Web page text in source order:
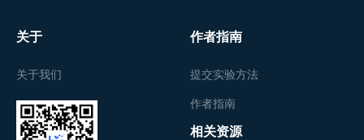
关于
关于我们
作者指南
提交实验方法
作者指南
相关资源